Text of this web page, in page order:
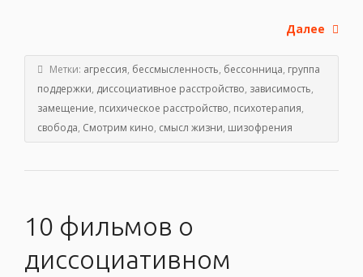
Далее
Метки: агрессия, бессмысленность, бессонница, группа
поддержки, диссоциативное расстройство, зависимость,
замещение, психическое расстройство, психотерапия,
свобода, Смотрим кино, смысл жизни, шизофрения
10 фильмов о
диссоциативном